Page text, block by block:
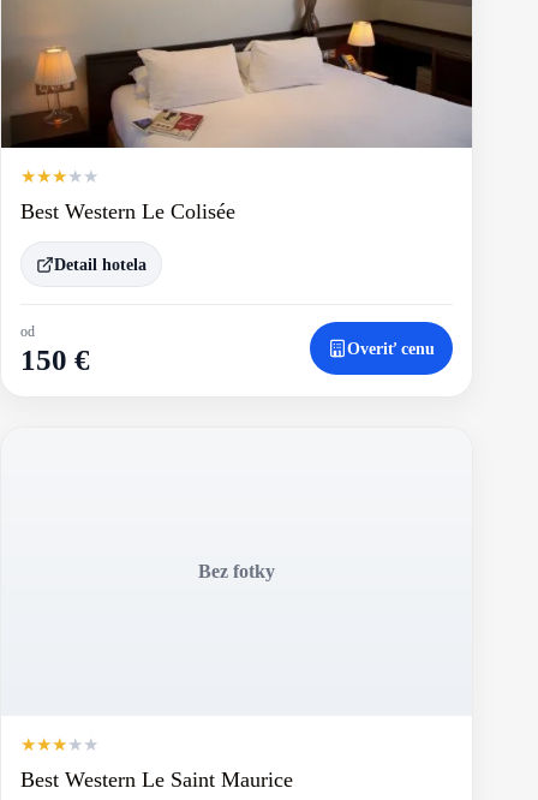
★★★★★
Best Western Le Colisée
Detail hotela
od
150 € Overiť cenu
Bez fotky
★★★★★
Best Western Le Saint Maurice